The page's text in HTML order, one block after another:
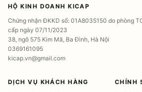
HỘ KINH DOANH KICAP
Chứng nhận ĐKKD số: 01A8035150 do phòng
cấp ngày 07/11/2023
38, ngõ 575 Kim Mã, Ba Đình, Hà Nội
0369161095
kicap.vn@gmail.com
DỊCH VỤ KHÁCH HÀNG
CHÍNH